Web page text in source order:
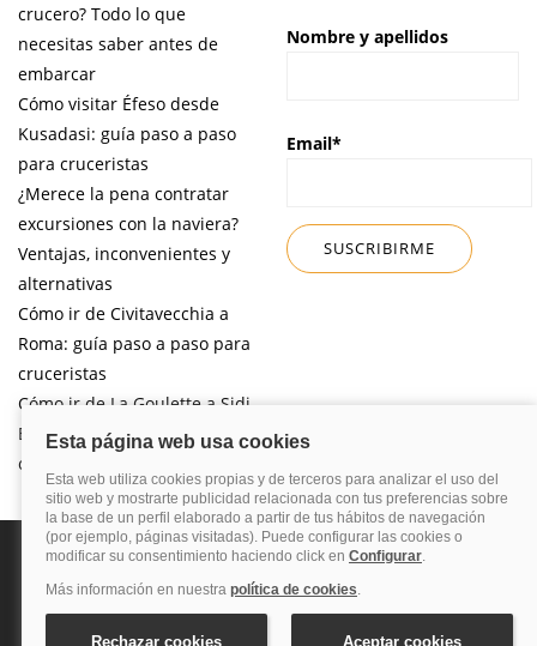
crucero? Todo lo que
necesitas saber antes de
embarcar
Cómo visitar Éfeso desde
Kusadasi: guía paso a paso
para cruceristas
¿Merece la pena contratar
excursiones con la naviera?
Ventajas, inconvenientes y
alternativas
Cómo ir de Civitavecchia a
Roma: guía paso a paso para
cruceristas
Cómo ir de La Goulette a Sidi
Bou Said por libre desde tu
crucero
Nombre y apellidos
Email*
Política de cookies
© 2026 Blog Cruceros – Guía de cruceros. Todos los derechos reservados.